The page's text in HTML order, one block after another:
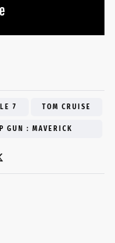
7 TOM CRUISE
GUN : MAVERICK